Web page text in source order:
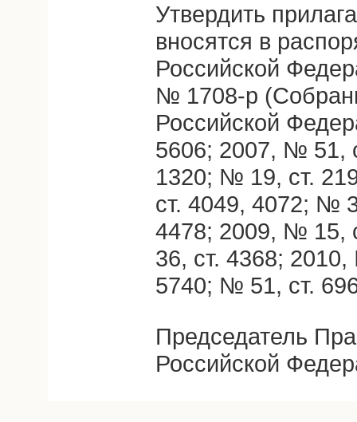
Утвердить
вносятся в
Российской
№ 1708-р
Российской
5606; 2007, № 51,
1320; № 19, ст.
ст. 4049, 4072; №
4478; 2009, № 15,
36, ст. 4368;
5740; № 51, ст.
Председатель
Российской